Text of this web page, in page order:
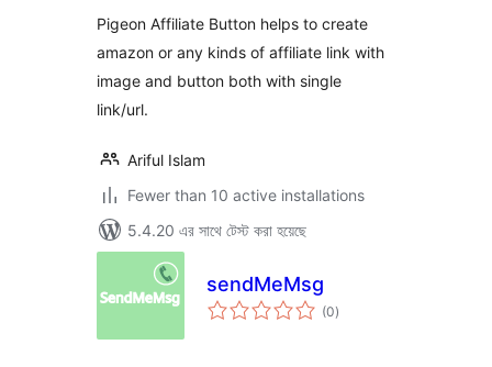
Pigeon Affiliate Button helps to create
amazon or any kinds of affiliate link with
image and button both with single
link/url.
Ariful Islam
Fewer than 10 active installations
5.4.20 এর সাথে টেস্ট করা হয়েছে
sendMeMsg
(0total
ratings
)